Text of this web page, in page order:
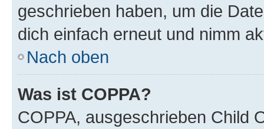
geschrieben haben, um die
dich einfach erneut und nimm
Nach oben
Was ist COPPA?
COPPA, ausgeschrieben Child